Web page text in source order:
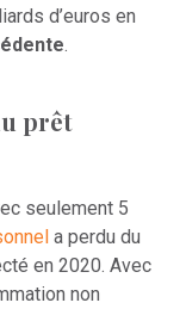
d’euros en
.
prêt
seulement 5
a perdu du
en 2020. Avec
non